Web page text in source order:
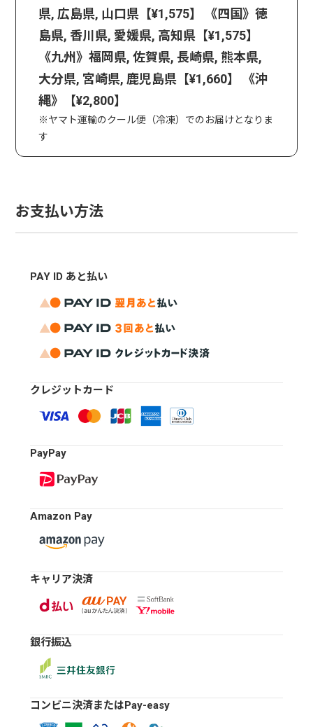
県, 広島県, 山口県【¥1,575】 《四国》徳
島県, 香川県, 愛媛県, 高知県【¥1,575】
《九州》福岡県, 佐賀県, 長崎県, 熊本県,
大分県, 宮崎県, 鹿児島県【¥1,660】 《沖
縄》【¥2,800】
※ヤマト運輸のクール便（冷凍）でのお届けとなりま
す
お支払い方法
PAY ID あと払い
クレジットカード
PayPay
Amazon Pay
キャリア決済
銀行振込
コンビニ決済またはPay-easy